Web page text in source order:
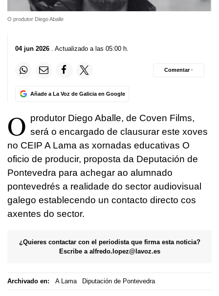
O produtor Diego Aballe
04 jun 2026 . Actualizado a las 05:00 h.
Añade a La Voz de Galicia en Google
Comentar ·
O produtor Diego Aballe, de Coven Films,
será o encargado de clausurar este xoves
no CEIP A Lama as xornadas educativas O
oficio de producir, proposta da Deputación de
Pontevedra para achegar ao alumnado
pontevedrés a realidade do sector audiovisual
galego establecendo un contacto directo cos
axentes do sector.
¿Quieres contactar con el periodista que firma esta noticia?
Escribe a alfredo.lopez@lavoz.es
Archivado en: A Lama Diputación de Pontevedra